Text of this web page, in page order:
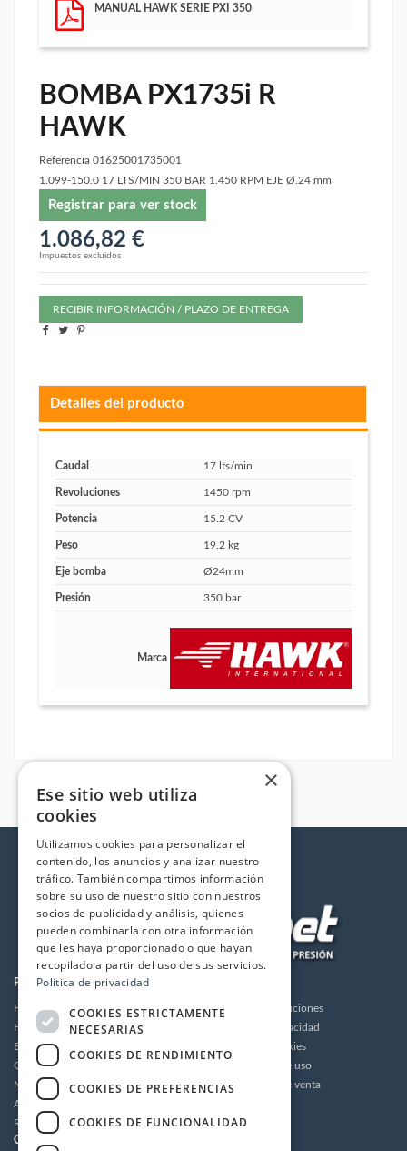
MANUAL HAWK SERIE PXI 350
BOMBA PX1735i R
HAWK
Referencia 01625001735001
1.099-150.0 17 LTS/MIN 350 BAR 1.450 RPM EJE Ø.24 mm
Registrar para ver stock
1.086,82 €
Impuestos excluidos
RECIBIR INFORMACIÓN / PLAZO DE ENTREGA
Detalles del producto
Caudal 17 lts/min
Revoluciones 1450 rpm
Potencia 15.2 CV
Peso 19.2 kg
Eje bomba Ø24mm
Presión 350 bar
Marca
PRODUCTOS
Hidrolimpiadoras
Humidificación
Bombas de alta presión
Grupos motor bomba alta presión
Motores
Accesorios
Recambios / Repuestos
Envios y devoluciones
Política de privacidad
Política de cookies
Condiciones de uso
Condiciones de venta
CUENTA
×
Ese sitio web utiliza
cookies
Utilizamos cookies para personalizar el
contenido, los anuncios y analizar nuestro
tráfico. También compartimos información
sobre su uso de nuestro sitio con nuestros
socios de publicidad y análisis, quienes
pueden combinarla con otra información
que les haya proporcionado o que hayan
recopilado a partir del uso de sus servicios.
Política de privacidad
COOKIES ESTRICTAMENTE
NECESARIAS
COOKIES DE RENDIMIENTO
COOKIES DE PREFERENCIAS
COOKIES DE FUNCIONALIDAD